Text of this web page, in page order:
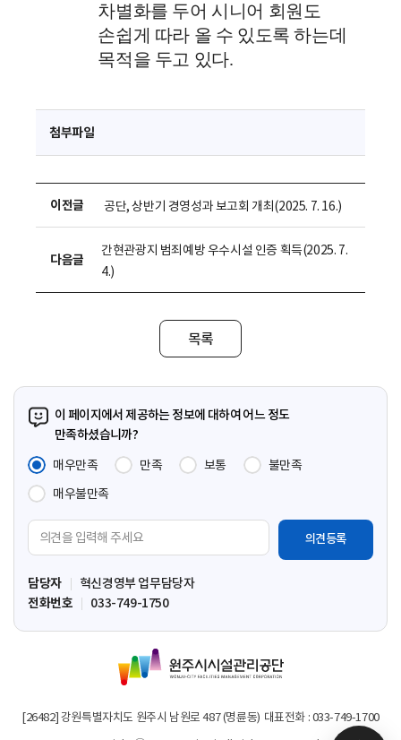
차별화를 두어 시니어 회원도
손쉽게 따라 올 수 있도록 하는데
목적을 두고 있다.
첨부파일
이전글 공단, 상반기 경영성과 보고회 개최(2025. 7. 16.)
다음글
간현관광지 범죄예방 우수시설 인증 획득(2025. 7.
4.)
목록
이 페이지에서 제공하는 정보에 대하여 어느 정도
만족하셨습니까?
매우만족
만족 보통
불만족
매우불만족
견
입
력
담당자
혁신경영부 업무담당자
전화번호
033-749-1750
원
주
시
[26482] 강원특별자치도 원주시 남원로 487 (명륜동) 대표전화 : 033-749-1700